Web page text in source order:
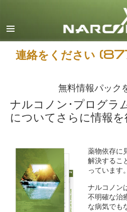
連絡をください
無料情報パック
ナルコノン･プログラ
についてさらに情報を
薬物依存に
解決するこ
っています。
ナルコノン
不明確な治
な病気でも